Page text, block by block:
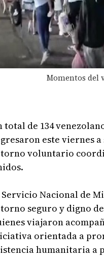
Momentos del
total de 134
este viernes
voluntario
Servicio Nacional de
seguro y digno de
viajaron
orientada a
humanitaria a